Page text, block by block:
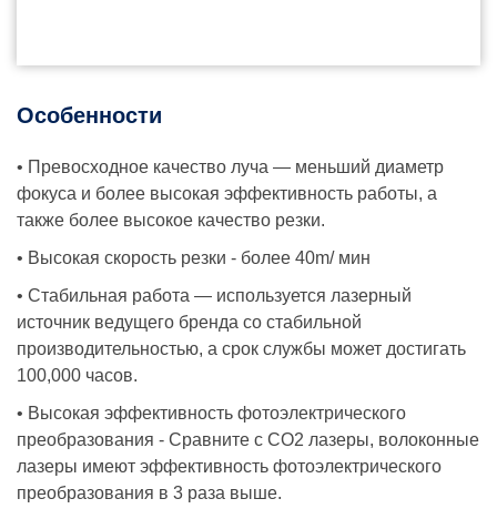
Особенности
• Превосходное качество луча — меньший диаметр
фокуса и более высокая эффективность работы, а
также более высокое качество резки.
• Высокая скорость резки - более 40m/ мин
• Стабильная работа — используется лазерный
источник ведущего бренда со стабильной
производительностью, а срок службы может достигать
100,000 часов.
• Высокая эффективность фотоэлектрического
преобразования - Сравните с CO2 лазеры, волоконные
лазеры имеют эффективность фотоэлектрического
преобразования в 3 раза выше.